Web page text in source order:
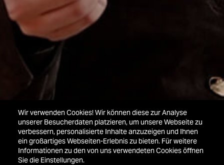
YouTube aktivieren
Wir verwenden Cookies! Wir können diese zur Analyse
unserer Besucherdaten platzieren, um unsere Webseite zu
verbessern, personalisierte Inhalte anzuzeigen und Ihnen
ein großartiges Webseiten-Erlebnis zu bieten. Für weitere
Informationen zu den von uns verwendeten Cookies öffnen
Sie die Einstellungen.